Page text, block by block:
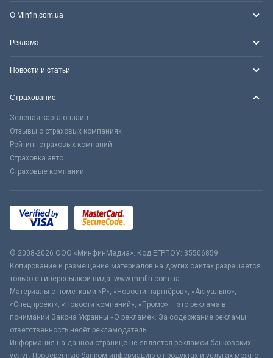
О Minfin.com.ua
Реклама
Новости и статьи
Страхование
Зеленая карта онлайн
Отзывы о страховых компаниях
Рейтинг страховых компаний
Страховка авто
Страховые компании
© 2008-2026 ООО «МинфинМедиа». Код ЕГРПОУ: 35506859
Копирование и размещение материалов на других сайтах разрешается
только с гиперссылкой вида: www.minfin.com.ua
Материалы с пометками «Р», «Новости партнёров», «Актуально»,
«Спецпроект», «Новости компаний», «Промо» – это реклама в
понимании Закона Украины «О рекламе». За содержание рекламы
ответственность несёт рекламодатель.
Информация на данной странице не является рекламой банковских
услуг. Проверенную банком информацию о продуктах и услугах можно